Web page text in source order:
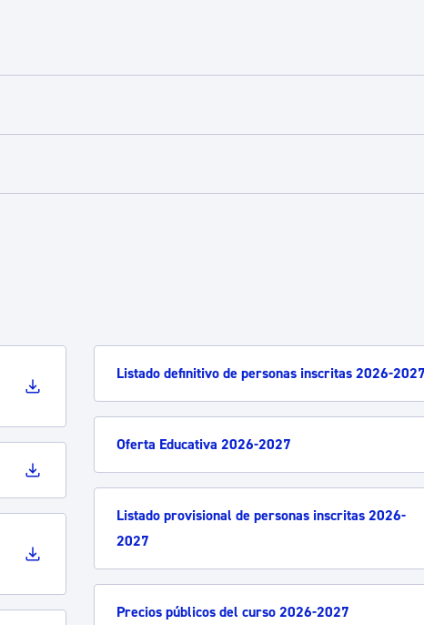
Listado definitivo de personas inscritas 2026-
Oferta Educativa 2026-2027
Listado provisional de personas inscritas 2026-
2027
Precios públicos del curso 2026-2027